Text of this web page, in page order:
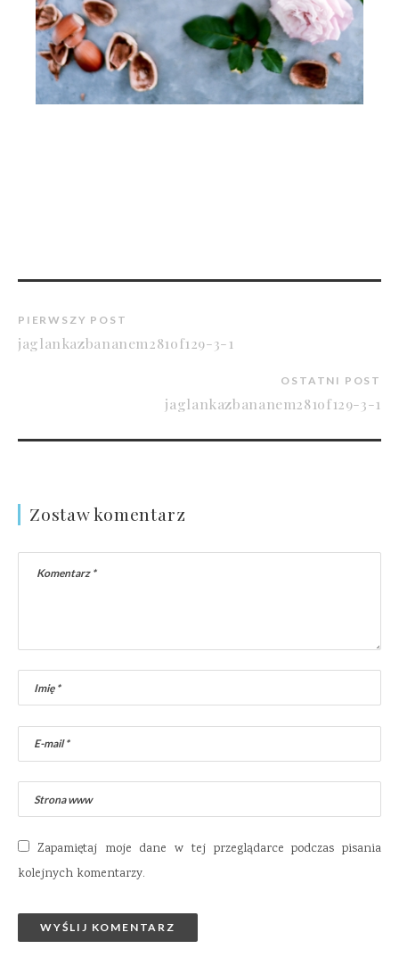
PIERWSZY POST
jaglankazbananem281of129-3-1
OSTATNI POST
jaglankazbananem281of129-3-1
Zostaw komentarz
Zapamiętaj moje dane w tej przeglądarce podczas pisania
kolejnych komentarzy.